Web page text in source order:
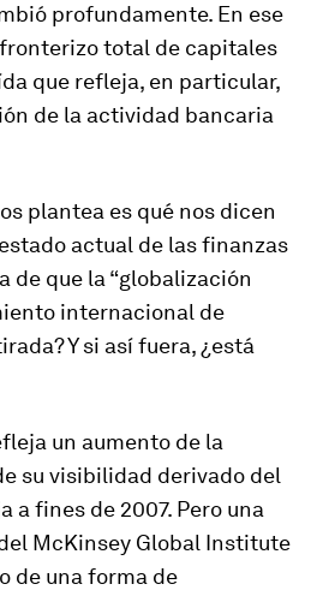
profundamente. En ese
total de capitales
que refleja, en particular,
de la actividad bancaria
plantea es qué nos dicen
actual de las finanzas
de que la “globalización
internacional de
Y si así fuera, ¿está
un aumento de la
su visibilidad derivado del
a fines de 2007. Pero una
McKinsey Global Institute
de una forma de